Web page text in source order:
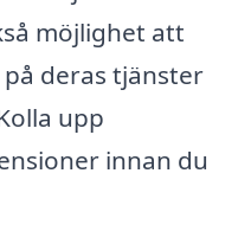
möjlighet att
deras tjänster
upp
innan du